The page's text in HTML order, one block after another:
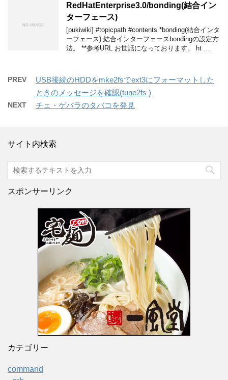
RedHatEnterprise3.0​/bonding(結合イン
ターフェース)
[pukiwiki] #topicpath #contents *bonding(結合インタ
ーフェース) 結合インターフェースbondingの設定方
法。 **参考URL お世話になっております。 ht …
PREV
USB接続のHDDをmke2fsでext3にフォーマットした
ときのメッセージを確認(tune2fs )
NEXT チェ・ゲバラのタバコを発見
サイト内検索
スポンサーリンク
カテゴリー
command